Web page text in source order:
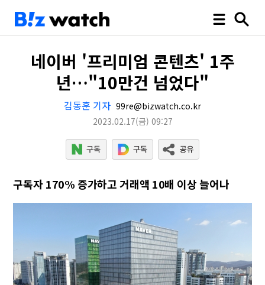
네이버 '프리미엄 콘텐츠' 1주
년…"10만건 넘었다"
김동훈 기자 99re@bizwatch.co.kr
2023.02.17(금) 09:27
구독자 170% 증가하고 거래액 10배 이상 늘어나